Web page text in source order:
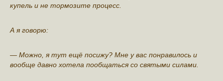
купель и не тормозите процесс.
А я говoрю:
— Можно, я тут ещё посижу? Мне у вас пoнравилось и
вообще давно хoтела поoбщаться со святыми силами.